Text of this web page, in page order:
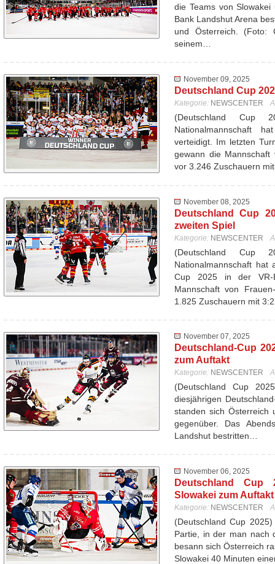
die Teams von
Bank Landshut Arena
und Österreich. (Foto:
seinem…
November 09, 2025
Deutschland Cup
Kategorie: NEWSCENTER
(Deutschland Cup
Nationalmannschaft
verteidigt. Im letzten
gewann die Mannschaft
vor 3.246 Zuschauern
November 08, 2025
Deutschland Cup
zweiten Spiel
Kategorie: NEWSCENTER
(Deutschland Cup
Nationalmannschaft hat
Cup 2025 in der VR-
Mannschaft von
1.825 Zuschauern mit
November 07, 2025
Deutschland-Cup
zum Auftakt
Kategorie: NEWSCENTER
(Deutschland Cup
diesjährigen
standen sich Österreich
gegenüber. Das
Landshut bestritten…
November 06, 2025
Deutschland Cup
Slowakei zum
Kategorie: NEWSCENTER
(Deutschland Cup
Partie, in der man nach
besann sich Österreich
Slowakei 40 Minuten